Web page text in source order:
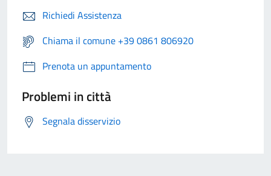
Richiedi Assistenza
Chiama il comune +39 0861 806920
Prenota un appuntamento
Problemi in città
Segnala disservizio